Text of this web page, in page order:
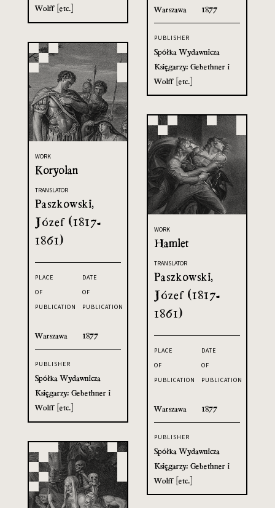
Wolff [etc.]
Warszawa 1877
PUBLISHER
Spółka Wydawnicza
Księgarzy: Gebethner i
Wolff [etc.]
WORK
Koryolan
TRANSLATOR
Paszkowski,
Józef (1817-
1861)
PLACE
OF
PUBLICATION
Warszawa
DATE
OF
PUBLICATION
1877
PUBLISHER
Spółka Wydawnicza
Księgarzy: Gebethner i
Wolff [etc.]
WORK
Hamlet
TRANSLATOR
Paszkowski,
Józef (1817-
1861)
PLACE
OF
PUBLICATION
Warszawa
DATE
OF
PUBLICATION
1877
PUBLISHER
Spółka Wydawnicza
Księgarzy: Gebethner i
Wolff [etc.]